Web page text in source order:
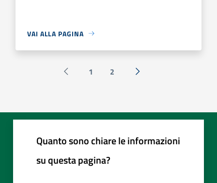
VAI ALLA PAGINA
Pagina precedente
1 2 Successiva »
Quanto sono chiare le informazioni
su questa pagina?